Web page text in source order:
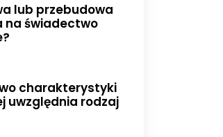
lub przebudowa
na świadectwo
charakterystyki
uwzględnia rodzaj